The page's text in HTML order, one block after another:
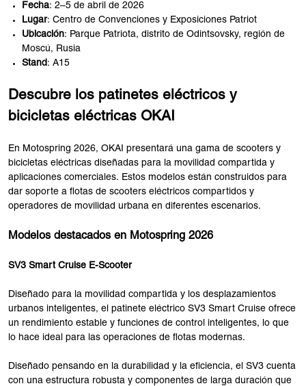
Fecha: 2–5 de abril de 2026
Lugar: Centro de Convenciones y Exposiciones Patriot
Ubicación: Parque Patriota, distrito de Odintsovsky, región de
Moscú, Rusia
Stand : A15
Descubre los patinetes eléctricos y
bicicletas eléctricas OKAI
En Motospring 2026, OKAI presentará una gama de scooters y
bicicletas eléctricas diseñadas para la movilidad compartida y
aplicaciones comerciales. Estos modelos están construidos para
dar soporte a flotas de scooters eléctricos compartidos y
operadores de movilidad urbana en diferentes escenarios.
Modelos destacados en Motospring 2026
SV3 Smart Cruise E-Scooter
Diseñado para la movilidad compartida y los desplazamientos
urbanos inteligentes, el patinete eléctrico SV3 Smart Cruise ofrece
un rendimiento estable y funciones de control inteligentes, lo que
lo hace ideal para las operaciones de flotas modernas.
Diseñado pensando en la durabilidad y la eficiencia, el SV3 cuenta
con una estructura robusta y componentes de larga duración que